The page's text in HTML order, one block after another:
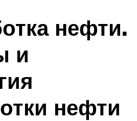
нефти.
и
нефти